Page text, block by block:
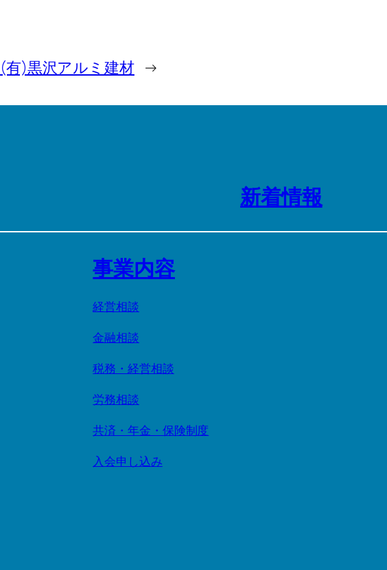
(有)黒沢アルミ建材 →
新着情報
事業内容
経営相談
金融相談
税務・経営相談
労務相談
共済・年金・保険制度
入会申し込み